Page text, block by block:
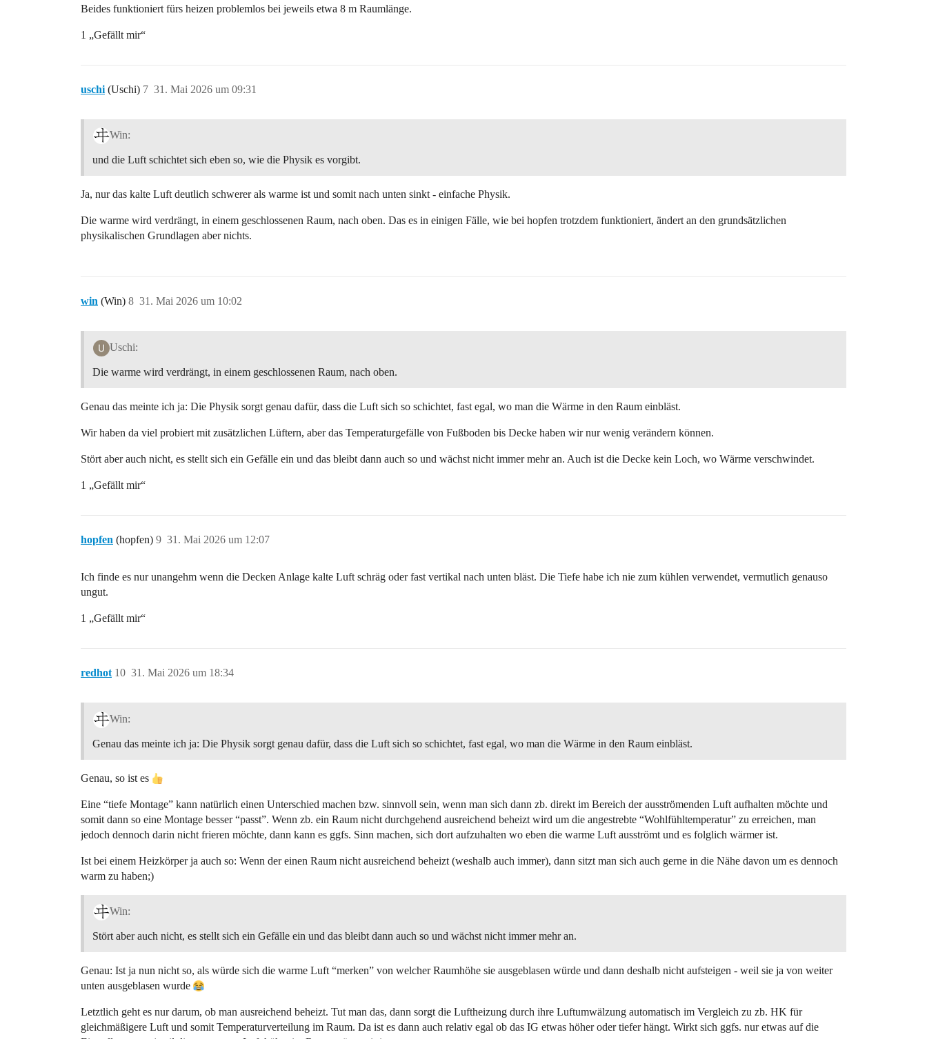
Beides funktioniert fürs heizen problemlos bei jeweils etwa 8 m Raumlänge.
1 „Gefällt mir“
uschi (Uschi) 31. Mai 2026 um 09:31
7
Win:
und die Luft schichtet sich eben so, wie die Physik es vorgibt.
Ja, nur das kalte Luft deutlich schwerer als warme ist und somit nach unten sinkt - einfache Physik.
Die warme wird verdrängt, in einem geschlossenen Raum, nach oben. Das es in einigen Fälle, wie bei hopfen trotzdem funktioniert, ändert an den grundsätzlichen
physikalischen Grundlagen aber nichts.
win (Win) 31. Mai 2026 um 10:02
8
Uschi:
Die warme wird verdrängt, in einem geschlossenen Raum, nach oben.
Genau das meinte ich ja: Die Physik sorgt genau dafür, dass die Luft sich so schichtet, fast egal, wo man die Wärme in den Raum einbläst.
Wir haben da viel probiert mit zusätzlichen Lüftern, aber das Temperaturgefälle von Fußboden bis Decke haben wir nur wenig verändern können.
Stört aber auch nicht, es stellt sich ein Gefälle ein und das bleibt dann auch so und wächst nicht immer mehr an. Auch ist die Decke kein Loch, wo Wärme verschwindet.
1 „Gefällt mir“
hopfen (hopfen) 31. Mai 2026 um 12:07
9
Ich finde es nur unangehm wenn die Decken Anlage kalte Luft schräg oder fast vertikal nach unten bläst. Die Tiefe habe ich nie zum kühlen verwendet, vermutlich genauso
ungut.
1 „Gefällt mir“
redhot 31. Mai 2026 um 18:34
10
Win:
Genau das meinte ich ja: Die Physik sorgt genau dafür, dass die Luft sich so schichtet, fast egal, wo man die Wärme in den Raum einbläst.
Genau, so ist es
Eine “tiefe Montage” kann natürlich einen Unterschied machen bzw. sinnvoll sein, wenn man sich dann zb. direkt im Bereich der ausströmenden Luft aufhalten möchte und
somit dann so eine Montage besser “passt”. Wenn zb. ein Raum nicht durchgehend ausreichend beheizt wird um die angestrebte “Wohlfühltemperatur” zu erreichen, man
jedoch dennoch darin nicht frieren möchte, dann kann es ggfs. Sinn machen, sich dort aufzuhalten wo eben die warme Luft ausströmt und es folglich wärmer ist.
Ist bei einem Heizkörper ja auch so: Wenn der einen Raum nicht ausreichend beheizt (weshalb auch immer), dann sitzt man sich auch gerne in die Nähe davon um es dennoch
warm zu haben;)
Win:
Stört aber auch nicht, es stellt sich ein Gefälle ein und das bleibt dann auch so und wächst nicht immer mehr an.
Genau: Ist ja nun nicht so, als würde sich die warme Luft “merken” von welcher Raumhöhe sie ausgeblasen würde und dann deshalb nicht aufsteigen - weil sie ja von weiter
unten ausgeblasen wurde
Letztlich geht es nur darum, ob man ausreichend beheizt. Tut man das, dann sorgt die Luftheizung durch ihre Luftumwälzung automatisch im Vergleich zu zb. HK für
gleichmäßigere Luft und somit Temperaturverteilung im Raum. Da ist es dann auch relativ egal ob das IG etwas höher oder tiefer hängt. Wirkt sich ggfs. nur etwas auf die